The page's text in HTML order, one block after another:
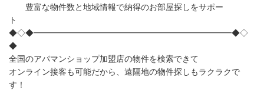
豊富な物件数と地域情報で納得のお部屋探しをサポー
ト
◆◇◆━━━━━━━━━━━━━━━━━━━━━━━━◆◇
◆
全国のアパマンショップ加盟店の物件を検索できて
オンライン接客も可能だから、遠隔地の物件探しもラクラクで
す！